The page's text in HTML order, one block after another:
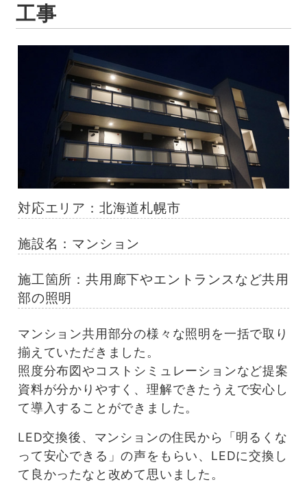
工事
対応エリア： 北海道札幌市
施設名：マンション
施工箇所：共用廊下やエントランスなど共用
部の照明
マンション共用部分の様々な照明を一括で取り
揃えていただきました。
照度分布図やコストシミュレーションなど提案
資料が分かりやすく、理解できたうえで安心し
て導入することができました。
LED交換後、マンションの住民から「明るくな
って安心できる」の声をもらい、LEDに交換し
て良かったなと改めて思いました。